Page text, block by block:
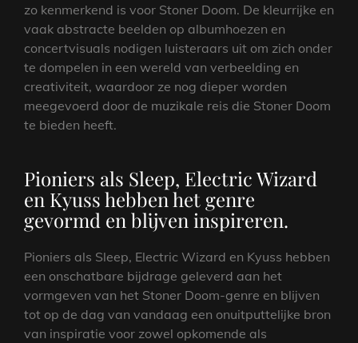
zo kenmerkend is voor Stoner Doom. De kleurrijke en
vaak abstracte beelden op albumhoezen en
concertvisuals nodigen luisteraars uit om zich onder
te dompelen in een wereld van verbeelding en
creativiteit, waardoor ze nog dieper worden
meegevoerd door de muzikale reis die Stoner Doom
te bieden heeft.
Pioniers als Sleep, Electric Wizard
en Kyuss hebben het genre
gevormd en blijven inspireren.
Pioniers als Sleep, Electric Wizard en Kyuss hebben
een onschatbare bijdrage geleverd aan het
vormgeven van het Stoner Doom-genre en blijven
tot op de dag van vandaag een onuitputtelijke bron
van inspiratie voor zowel opkomende als